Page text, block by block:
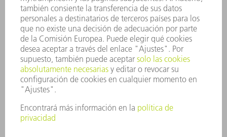
SISTEMA DE INFORMADORES
SEGURIDAD
COMUNICADOS DE PRENSA
REVISTAS
SOSTENIBILIDAD
MEDIO AMBIENTE Y CLIMA
SOCIEDAD Y EMPRESA
GESTIÓN EMPRESARIAL